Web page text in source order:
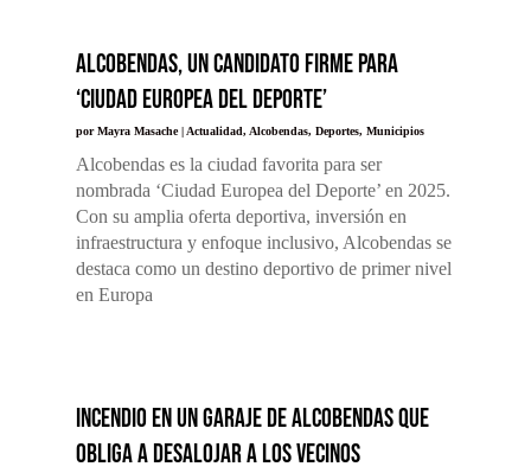
Alcobendas, un candidato firme para
‘Ciudad Europea del Deporte’
porMayra Masache| Actualidad, Alcobendas, Deportes, Municipios
Alcobendas es la ciudad favorita para ser
nombrada ‘Ciudad Europea del Deporte’ en 2025.
Con su amplia oferta deportiva, inversión en
infraestructura y enfoque inclusivo, Alcobendas se
destaca como un destino deportivo de primer nivel
en Europa
Incendio en un garaje de Alcobendas que
obliga a desalojar a los vecinos